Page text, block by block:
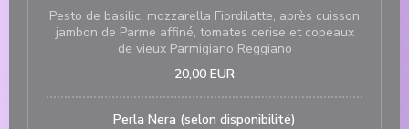
Pesto de basilic, mozzarella Fiordilatte, après cuisson
jambon de Parme affiné, tomates cerise et copeaux
de vieux Parmigiano Reggiano
20,00 EUR
Perla Nera (selon disponibilité)